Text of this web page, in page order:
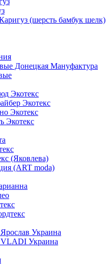
(шерсть бамбук шелк)
Донецкая Мануфактура
Экотекс
Экотекс
Экотекс
Экотекс
(Яковлева)
(ART moda)
Украина
Украина